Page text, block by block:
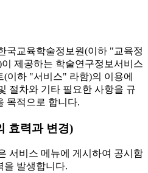
국교육학술정보원(이하 "교육정
제공하는 학술연구정보서비스
(이하 "서비스" 라함)의 이용에
절차와 기타 필요한 사항을 규
목적으로 합니다.
효력과 변경)
서비스 메뉴에 게시하여 공시함
을 발생합니다.